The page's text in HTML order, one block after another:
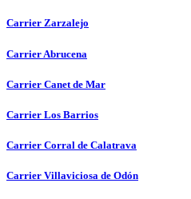
Carrier Zarzalejo
Carrier Abrucena
Carrier Canet de Mar
Carrier Los Barrios
Carrier Corral de Calatrava
Carrier Villaviciosa de Odón